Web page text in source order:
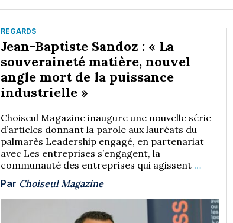
REGARDS
Jean-Baptiste Sandoz : « La
souveraineté matière, nouvel
angle mort de la puissance
industrielle »
Choiseul Magazine inaugure une nouvelle série
d’articles donnant la parole aux lauréats du
palmarès Leadership engagé, en partenariat
avec Les entreprises s’engagent, la
communauté des entreprises qui agissent …
Par Choiseul Magazine